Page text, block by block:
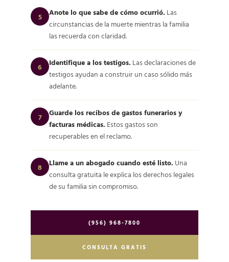
5 Anote lo que sabe de cómo ocurrió. Las
circunstancias de la muerte mientras la familia
las recuerda con claridad.
6 Identifique a los testigos. Las declaraciones de
testigos ayudan a construir un caso sólido más
adelante.
7
Guarde los recibos de gastos funerarios y
facturas médicas. Estos gastos son
recuperables en el reclamo.
8 Llame a un abogado cuando esté listo. Una
consulta gratuita le explica los derechos legales
de su familia sin compromiso.
(956) 968-7800
CONSULTA GRATIS